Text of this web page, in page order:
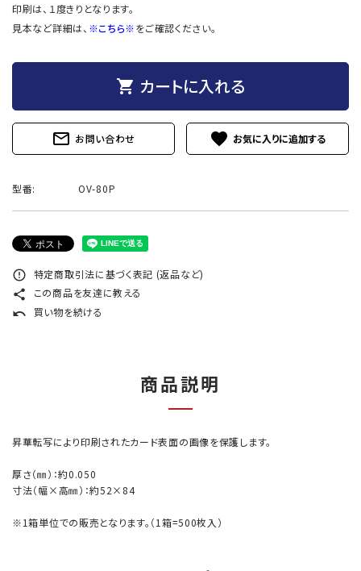
印刷は、１度きりとなります。
見本など詳細は、 ※こちら※をご確認ください。
shopping_cart カートに入れる
mail_outline お問い合わせ favorite
型番: OV-80P
error_outline 特定商取引法に基づく表記 (返品など)
share この商品を友達に教える
undo 買い物を続ける
商品説明
昇華転写により印刷されたカード表面の画像を保護します。
厚さ（㎜）：約0.050
寸法（幅×高㎜）：約52×84
※1箱単位での販売となります。（1箱=500枚入）